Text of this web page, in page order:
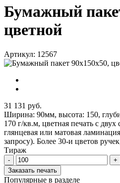
Бумажный
цветной
Артикул: 12567
31 131 руб.
Ширина: 90мм, высота: 150,
170 г/кв.м, цветная печать с двух
глянцевая или матовая
запросу). Более 30-и цветов
Тираж
-
+
Заказать печать
Популярные в разделе